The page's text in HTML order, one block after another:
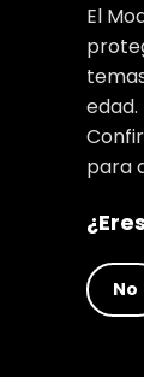
El
edad.
para
No
Type
Manhwa